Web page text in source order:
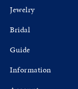
Jewelry
Bridal
Guide
Information